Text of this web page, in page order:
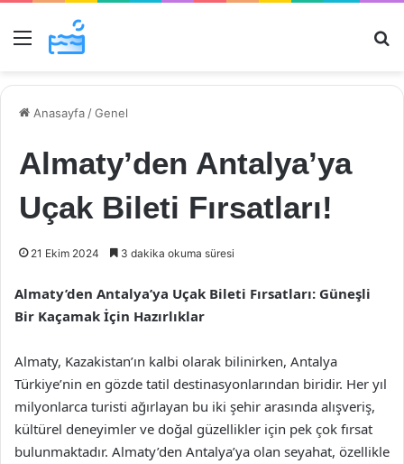
Menü
Anasayfa /Genel
Almaty’den Antalya’ya
Uçak Bileti Fırsatları!
21 Ekim 2024 3 dakika okuma süresi
Almaty’den Antalya’ya Uçak Bileti Fırsatları: Güneşli
Bir Kaçamak İçin Hazırlıklar
Almaty, Kazakistan’ın kalbi olarak bilinirken, Antalya
Türkiye’nin en gözde tatil destinasyonlarından biridir. Her yıl
milyonlarca turisti ağırlayan bu iki şehir arasında alışveriş,
kültürel deneyimler ve doğal güzellikler için pek çok fırsat
bulunmaktadır. Almaty’den Antalya’ya olan seyahat, özellikle